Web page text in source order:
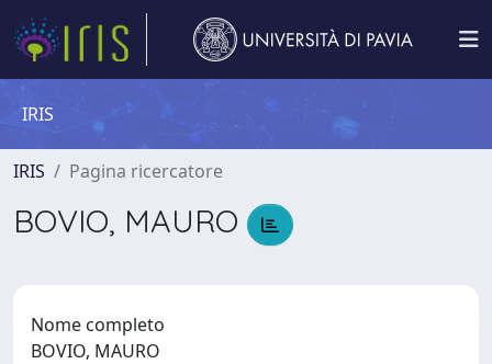
IRIS
IRIS Pagina ricercatore
BOVIO, MAURO
Nome completo
BOVIO, MAURO